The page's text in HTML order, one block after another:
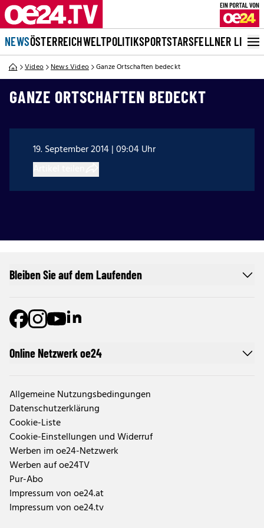
NEWSÖSTERREICHWELTPOLITIKSPORTSTARSFELLNER LIVE
Video News Video Ganze Ortschaften bedeckt
GANZE ORTSCHAFTEN BEDECKT
19. September 2014 | 09:04 Uhr
Online Netzwerk oe24
Allgemeine Nutzungsbedingungen
Datenschutzerklärung
Cookie-Liste
Cookie-Einstellungen und Widerruf
Werben im oe24-Netzwerk
Werben auf oe24TV
Pur-Abo
Impressum von oe24.at
Impressum von oe24.tv
Bleiben Sie auf dem Laufenden